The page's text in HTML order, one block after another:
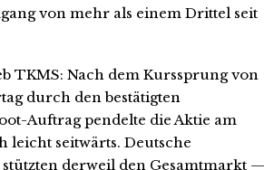
von mehr als einem Drittel seit
TKMS: Nach dem Kurssprung von
durch den bestätigten
Auftrag pendelte die Aktie am
leicht seitwärts. Deutsche
derweil den Gesamtmarkt —